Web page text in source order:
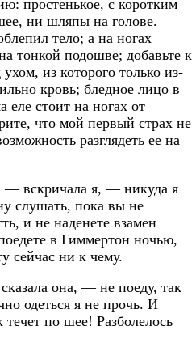
простенькое, с коротким
ни шляпы на голове.
тело; а на ногах
тонкой подошве; добавьте к
из которого только из-
кровь; бледное лицо в
еле стоит на ногах от
что мой первый страх не
разглядеть ее на
вскричала я, — никуда я
слушать, пока вы не
и не наденете взамен
в Гиммертон ночью,
сейчас ни к чему.
она, — не поеду, так
одеться я не прочь. И
по шее! Разболелось